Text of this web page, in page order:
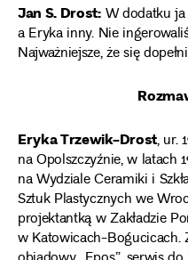
Jan S. Drost:W dodatku ja
a Eryka inny. Nie
Najważniejsze, że się
Eryka Trzewik-Drost, ur.
na Opolszczyźnie, w latach
na Wydziale Ceramiki i
Sztuk Plastycznych we
projektantką w Zakładzie
w Katowicach-Bogucicach.